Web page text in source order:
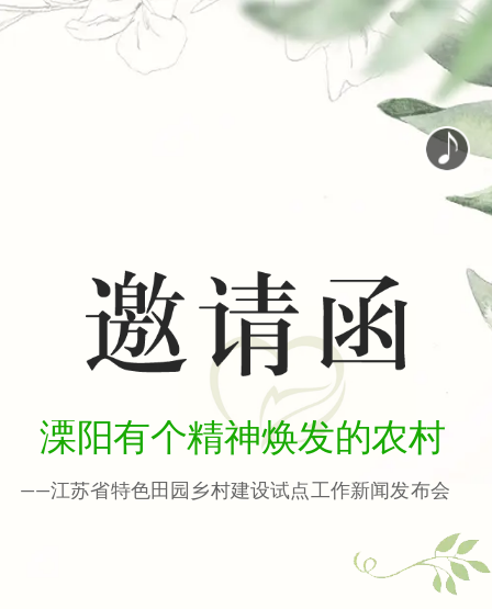
溧阳有个精神焕发的农村
——江苏省特色田园乡村建设试点工作新闻发布会